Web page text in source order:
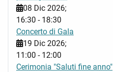
08 Dic 2026;
16:30 - 18:30
Concerto di Gala
19 Dic 2026;
11:00 - 12:00
Cerimonia "Saluti fine anno"